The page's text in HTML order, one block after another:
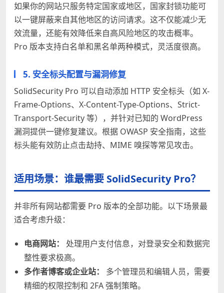
如果你的网站只服务特定国家或地区，国家封锁功能可
以一键屏蔽来自其他地区的访问请求。这不仅能减少无
效流量，还能有效降低来自高风险地区的攻击概率。
Pro 版本支持白名单和黑名单两种模式，灵活度很高。
5. 安全标头配置与漏洞修复
SolidSecurity Pro 可以自动添加 HTTP 安全标头（如 X-
Frame-Options、X-Content-Type-Options、Strict-
Transport-Security 等），并针对已知的 WordPress
漏洞提供一键修复建议。根据 OWASP 安全指南，这些
标头能有效防止点击劫持、MIME 嗅探等常见攻击。
适用场景：谁最需要 SolidSecurity Pro？
并非所有网站都需要 Pro 版本的全部功能。以下场景最
适合考虑升级：
电商网站：
处理用户支付信息，对登录安全和数据完
整性要求极高。
多作者博客或企业站：
多个管理员和编辑人员，需要
精细的权限控制和 2FA 强制策略。